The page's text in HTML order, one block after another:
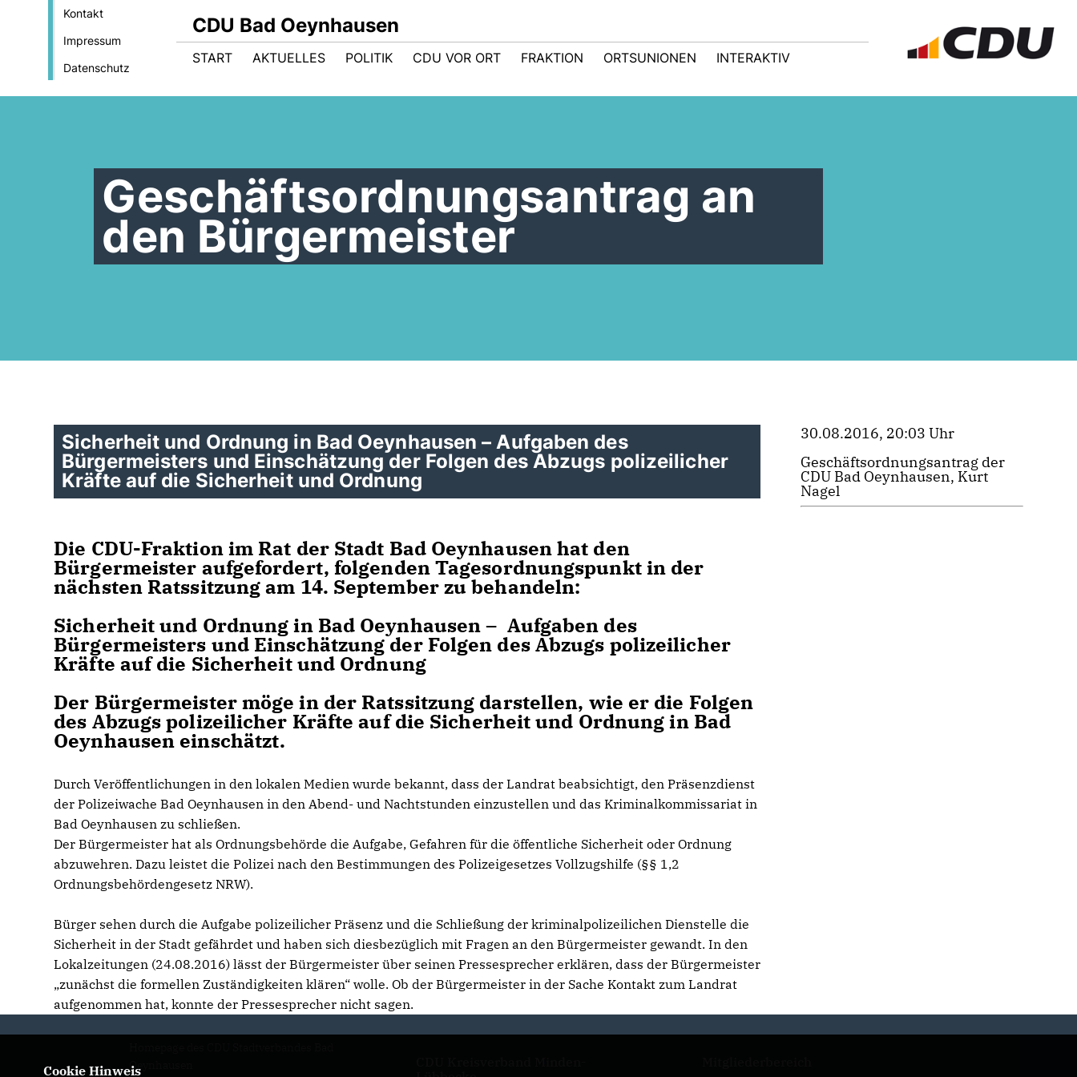
Kontakt
Impressum
Datenschutz
CDU Bad Oeynhausen
START AKTUELLES POLITIK CDU VOR ORT FRAKTION ORTSUNIONEN INTERAKTIV
Geschäftsordnungsantrag an
den Bürgermeister
Sicherheit und Ordnung in Bad Oeynhausen – Aufgaben des
Bürgermeisters und Einschätzung der Folgen des Abzugs polizeilicher
Kräfte auf die Sicherheit und Ordnung
Die CDU-Fraktion im Rat der Stadt Bad Oeynhausen hat den
Bürgermeister aufgefordert, folgenden Tagesordnungspunkt in der
nächsten Ratssitzung am 14. September zu behandeln:
Sicherheit und Ordnung in Bad Oeynhausen – Aufgaben des
Bürgermeisters und Einschätzung der Folgen des Abzugs polizeilicher
Kräfte auf die Sicherheit und Ordnung
Der Bürgermeister möge in der Ratssitzung darstellen, wie er die Folgen
des Abzugs polizeilicher Kräfte auf die Sicherheit und Ordnung in Bad
Oeynhausen einschätzt.
Durch Veröffentlichungen in den lokalen Medien wurde bekannt, dass der Landrat beabsichtigt, den Präsenzdienst
der Polizeiwache Bad Oeynhausen in den Abend- und Nachtstunden einzustellen und das Kriminalkommissariat in
Bad Oeynhausen zu schließen.
Der Bürgermeister hat als Ordnungsbehörde die Aufgabe, Gefahren für die öffentliche Sicherheit oder Ordnung
abzuwehren. Dazu leistet die Polizei nach den Bestimmungen des Polizeigesetzes Vollzugshilfe (§§ 1,2
Ordnungsbehördengesetz NRW).
Bürger sehen durch die Aufgabe polizeilicher Präsenz und die Schließung der kriminalpolizeilichen Dienstelle die
Sicherheit in der Stadt gefährdet und haben sich diesbezüglich mit Fragen an den Bürgermeister gewandt. In den
Lokalzeitungen (24.08.2016) lässt der Bürgermeister über seinen Pressesprecher erklären, dass der Bürgermeister
zunächst die formellen Zuständigkeiten klären“ wolle. Ob der Bürgermeister in der Sache Kontakt zum Landrat
aufgenommen hat, konnte der Pressesprecher nicht sagen.
30.08.2016, 20:03 Uhr
Geschäftsordnungsantrag der
CDU Bad Oeynhausen, Kurt
Nagel
Oeynhausen
Cookie Hinweis